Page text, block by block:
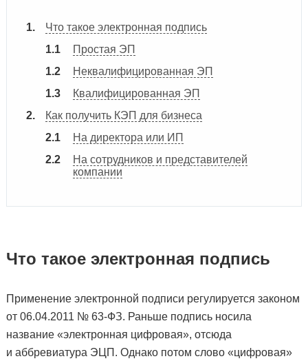
Что такое электронная подпись
Простая ЭП
Неквалифицированная ЭП
Квалифицированная ЭП
Как получить КЭП для бизнеса
На директора или ИП
На сотрудников и представителей
компании
Что такое электронная подпись
Применение электронной подписи регулируется законом
от 06.04.2011 № 63-ФЗ. Раньше подпись носила
название «электронная цифровая», отсюда
и аббревиатура ЭЦП. Однако потом слово «цифровая»